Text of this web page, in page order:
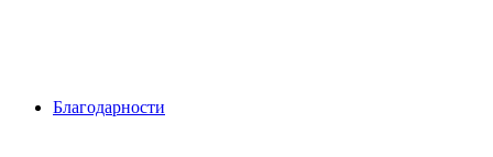
Благодарности